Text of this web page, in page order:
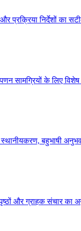
प्रक्रिया निर्देशों का
सामग्रियों के लिए
बहुभाषी
और ग्राहक संचार का